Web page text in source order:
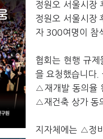
정원오 서울시장
정원오 서울시장
자 300여명이 참
협회는 현행 규제
을 요청했습니다
△재개발 동의율
△재건축 상가 동
지자체에는 △정